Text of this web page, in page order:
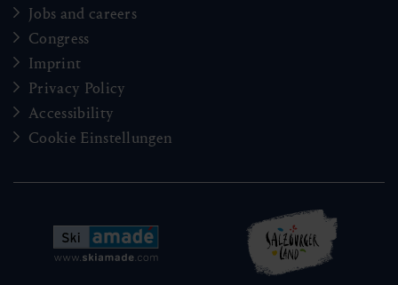
Jobs and careers
Congress
Imprint
Privacy Policy
Accessibility
Cookie Einstellungen